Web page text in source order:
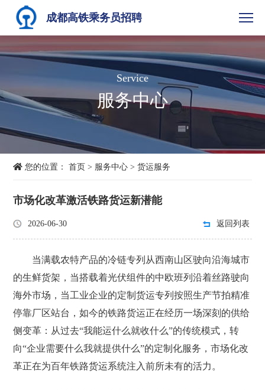
成都高铁乘务员招聘
Service
服务中心
您的位置：首页 > 服务中心 >货运服务
市场化改革激活铁路货运新潜能
2026-06-30 返回列表
当满载农特产品的冷链专列从西南山区驶向沿海城市
的生鲜货架，当搭载着光伏组件的中欧班列沿着丝路驶向
海外市场，当工业企业的定制货运专列按照生产节拍精准
停靠厂区站台，如今的铁路货运正在经历一场深刻的供给
侧变革：从过去“我能运什么就收什么”的传统模式，转
向“企业需要什么我就提供什么”的定制化服务，市场化改
革正在为百年铁路货运系统注入前所未有的活力。